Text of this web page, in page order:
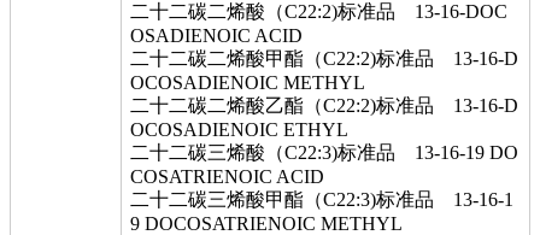
二十二碳二烯酸（C22:2)标准品 13-16-DOC
OSADIENOIC ACID
二十二碳二烯酸甲酯（C22:2)标准品 13-16-D
OCOSADIENOIC METHYL
二十二碳二烯酸乙酯（C22:2)标准品 13-16-D
OCOSADIENOIC ETHYL
二十二碳三烯酸（C22:3)标准品 13-16-19 DO
COSATRIENOIC ACID
二十二碳三烯酸甲酯（C22:3)标准品 13-16-1
9 DOCOSATRIENOIC METHYL